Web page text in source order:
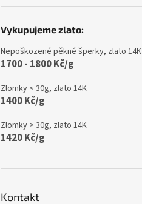
Vykupujeme zlato:
Nepoškozené pěkné šperky, zlato 14K
1700 - 1800 Kč/g
Zlomky < 30g, zlato 14K
1400 Kč/g
Zlomky > 30g, zlato 14K
1420 Kč/g
Kontakt